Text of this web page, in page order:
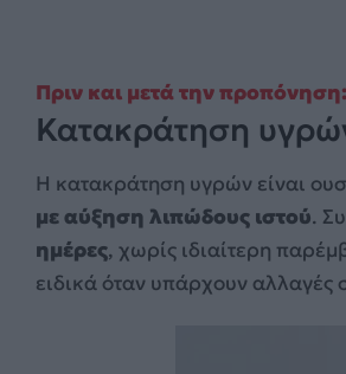
Πριν και μετά την
Κατακράτηση
Η κατακράτηση υγρών είναι
με αύξηση λιπώδους ιστού.
ημέρες, χωρίς ιδιαίτερη
ειδικά όταν υπάρχουν αλλαγές